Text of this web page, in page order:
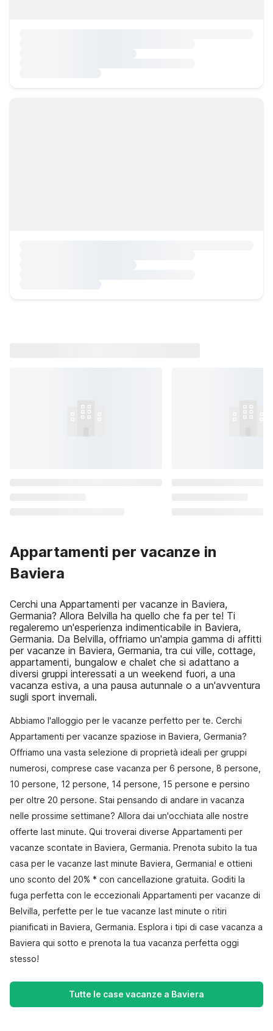
Appartamenti per vacanze in
Baviera
Cerchi una Appartamenti per vacanze in Baviera,
Germania? Allora Belvilla ha quello che fa per te! Ti
regaleremo un'esperienza indimenticabile in Baviera,
Germania. Da Belvilla, offriamo un'ampia gamma di affitti
per vacanze in Baviera, Germania, tra cui ville, cottage,
appartamenti, bungalow e chalet che si adattano a
diversi gruppi interessati a un weekend fuori, a una
vacanza estiva, a una pausa autunnale o a un'avventura
sugli sport invernali.
Abbiamo l'alloggio per le vacanze perfetto per te. Cerchi
Appartamenti per vacanze spaziose in Baviera, Germania?
Offriamo una vasta selezione di proprietà ideali per gruppi
numerosi, comprese case vacanza per 6 persone, 8 persone,
10 persone, 12 persone, 14 persone, 15 persone e persino
per oltre 20 persone. Stai pensando di andare in vacanza
nelle prossime settimane? Allora dai un'occhiata alle nostre
offerte last minute. Qui troverai diverse Appartamenti per
vacanze scontate in Baviera, Germania. Prenota subito la tua
casa per le vacanze last minute Baviera, Germania! e ottieni
uno sconto del 20% * con cancellazione gratuita. Goditi la
fuga perfetta con le eccezionali Appartamenti per vacanze di
Belvilla, perfette per le tue vacanze last minute o ritiri
pianificati in Baviera, Germania. Esplora i tipi di case vacanza a
Baviera qui sotto e prenota la tua vacanza perfetta oggi
stesso!
Tutte le case vacanze a Baviera